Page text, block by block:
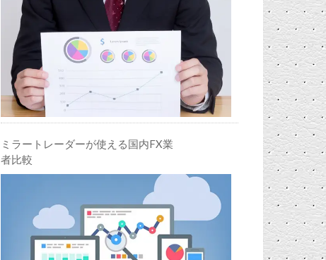
ミラートレーダーが使える国内FX業
者比較